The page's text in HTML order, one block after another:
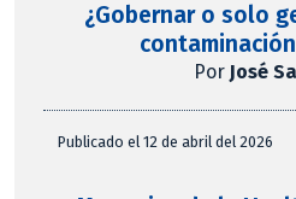
¿Gobernar o solo
Por José
Publicado el 12 de abril del 2026